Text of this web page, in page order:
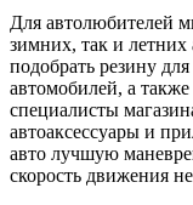
Для автолюбителей
зимних, так и
подобрать резину
автомобилей, а
специалисты
автоаксессуары и
авто лучшую
скорость движения